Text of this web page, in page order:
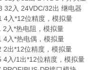
32入 24VDC/32出 继电器
4入*12位精度，模拟量
入*热电阻，模拟量
4入*热电偶，模拟量
2出*12位精度，模拟量
入/1出*12位精度，模拟量